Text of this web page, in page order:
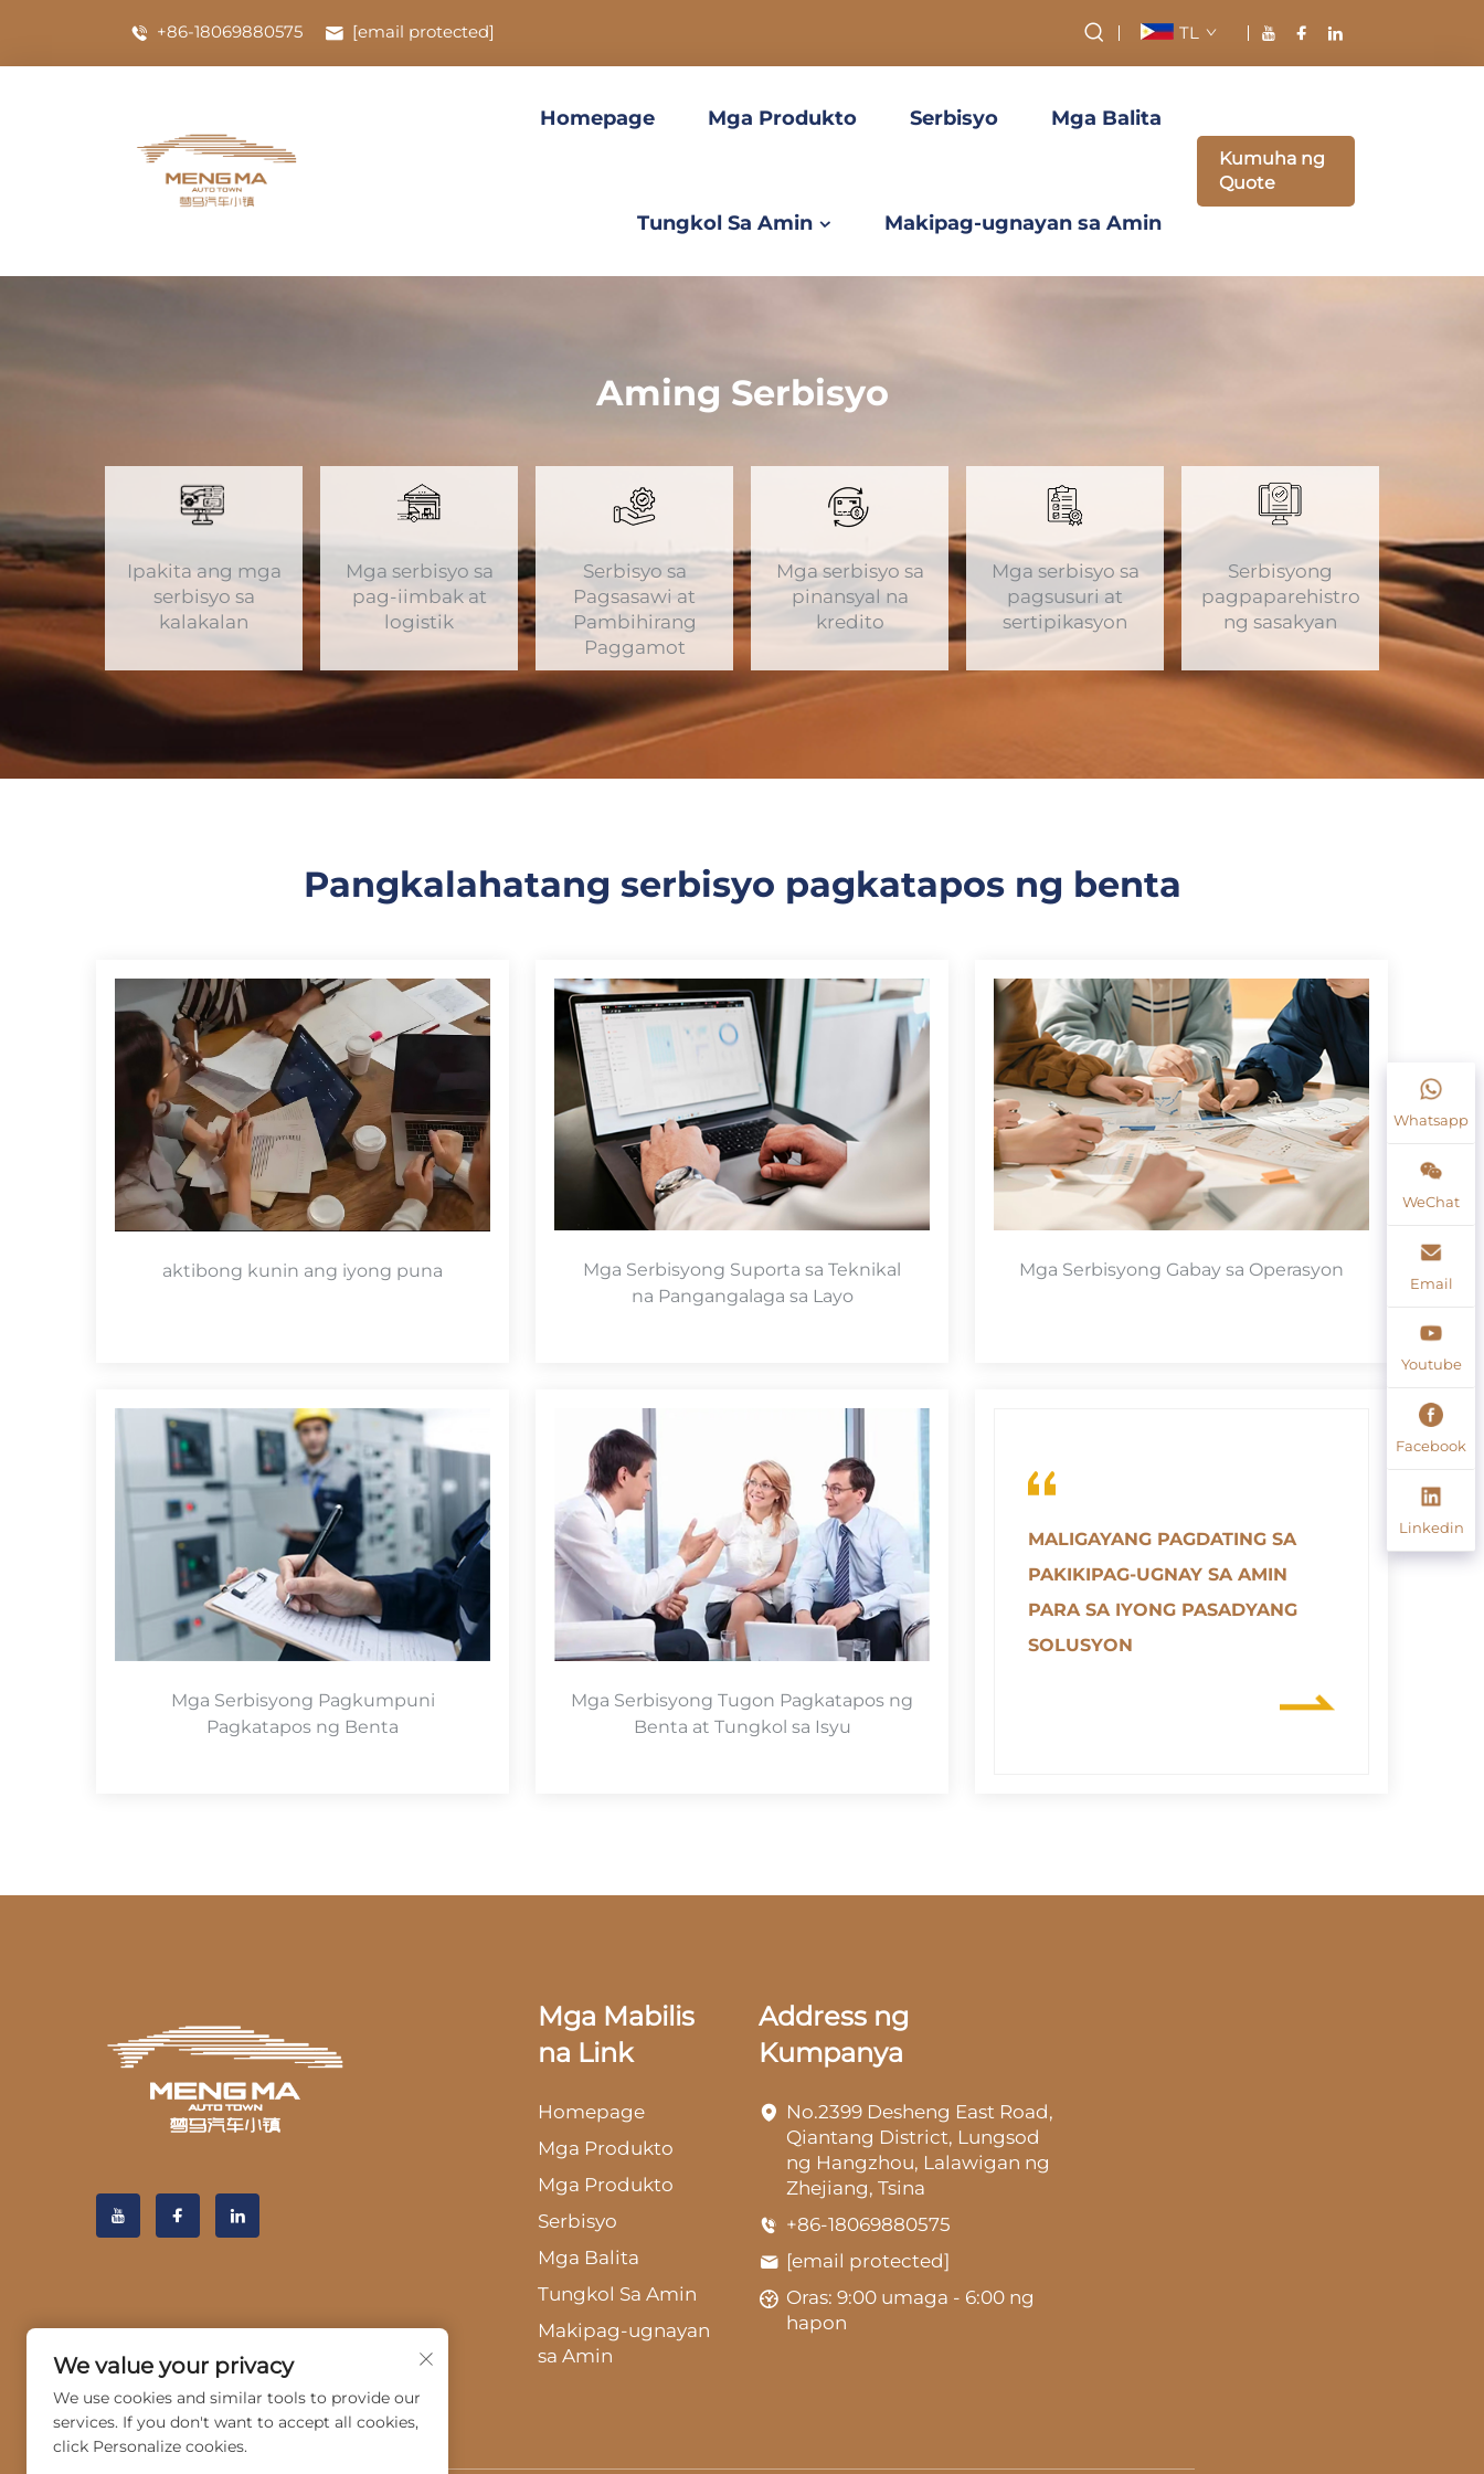
+86-18069880575 [email protected] TL
Homepage Mga Produkto Serbisyo Mga Balita
Tungkol Sa Amin Makipag-ugnayan sa Amin
Kumuha ng
Quote
Aming Serbisyo
Ipakita ang mga
serbisyo sa
kalakalan
Mga serbisyo sa
pag-iimbak at
logistik
Serbisyo sa
Pagsasawi at
Pambihirang
Paggamot
Mga serbisyo sa
pinansyal na
kredito
Mga serbisyo sa
pagsusuri at
sertipikasyon
Serbisyong
pagpaparehistro
ng sasakyan
Pangkalahatang serbisyo pagkatapos ng benta
aktibong kunin ang iyong puna
Mga Serbisyong Suporta sa Teknikal
na Pangangalaga sa Layo
Mga Serbisyong Gabay sa Operasyon
Mga Serbisyong Pagkumpuni
Pagkatapos ng Benta
Mga Serbisyong Tugon Pagkatapos ng
Benta at Tungkol sa Isyu
MALIGAYANG PAGDATING SA
PAKIKIPAG-UGNAY SA AMIN
PARA SA IYONG PASADYANG
SOLUSYON
Whatsapp
WeChat
Email
Youtube
Facebook
Linkedin
Mga Mabilis
na Link
Homepage
Mga Produkto
Mga Produkto
Serbisyo
Mga Balita
Tungkol Sa Amin
Makipag-ugnayan
sa Amin
Address ng
Kumpanya
No.2399 Desheng East Road,
Qiantang District, Lungsod
ng Hangzhou, Lalawigan ng
Zhejiang, Tsina
+86-18069880575
[email protected]
Oras: 9:00 umaga - 6:00 ng
hapon
We value your privacy
We use cookies and similar tools to provide our
services. If you don't want to accept all cookies,
click Personalize cookies.